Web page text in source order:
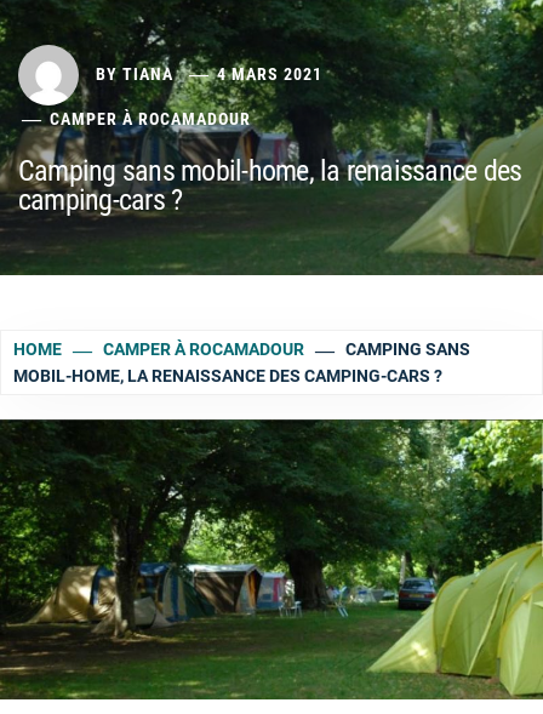
BYTIANA 4 MARS 2021
CAMPER À ROCAMADOUR
Camping sans mobil-home, la renaissance des
camping-cars ?
HOME CAMPER À ROCAMADOUR
CAMPING SANS
MOBIL-HOME, LA RENAISSANCE DES CAMPING-CARS ?